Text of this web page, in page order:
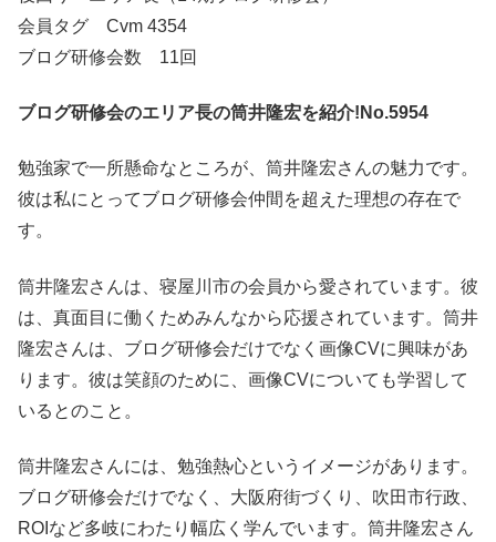
会員タグ Cvm 4354
ブログ研修会数 11回
ブログ研修会のエリア長の筒井隆宏を紹介!No.5954
勉強家で一所懸命なところが、筒井隆宏さんの魅力です。
彼は私にとってブログ研修会仲間を超えた理想の存在で
す。
筒井隆宏さんは、寝屋川市の会員から愛されています。彼
は、真面目に働くためみんなから応援されています。筒井
隆宏さんは、ブログ研修会だけでなく画像CVに興味があ
ります。彼は笑顔のために、画像CVについても学習して
いるとのこと。
筒井隆宏さんには、勉強熱心というイメージがあります。
ブログ研修会だけでなく、大阪府街づくり、吹田市行政、
ROIなど多岐にわたり幅広く学んでいます。筒井隆宏さん